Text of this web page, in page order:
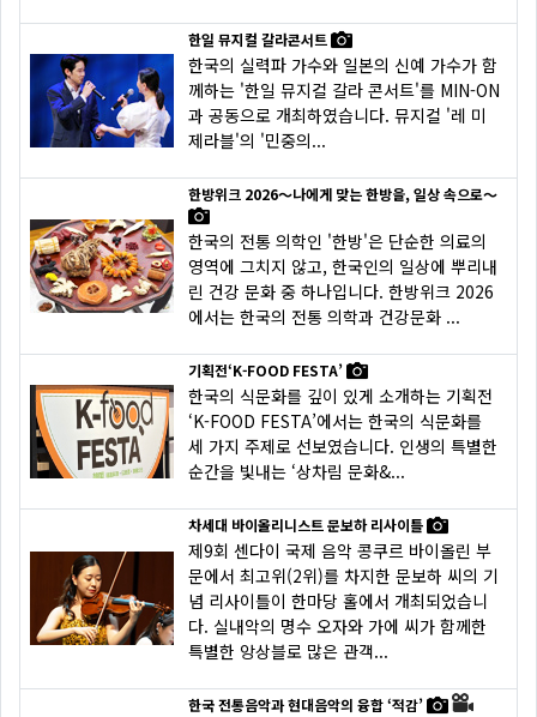
한일 뮤지컬 갈라콘서트
한국의 실력파 가수와 일본의 신예 가수가 함
께하는 '한일 뮤지컬 갈라 콘서트'를 MIN-ON
과 공동으로 개최하였습니다. 뮤지컬 '레 미
제라블'의 '민중의...
한방위크 2026～나에게 맞는 한방을, 일상 속으로～
한국의 전통 의학인 '한방'은 단순한 의료의
영역에 그치지 않고, 한국인의 일상에 뿌리내
린 건강 문화 중 하나입니다. 한방위크 2026
에서는 한국의 전통 의학과 건강문화 ...
기획전‘K-FOOD FESTA’
한국의 식문화를 깊이 있게 소개하는 기획전
‘K-FOOD FESTA’에서는 한국의 식문화를
세 가지 주제로 선보였습니다. 인생의 특별한
순간을 빛내는 ‘상차림 문화&...
차세대 바이올리니스트 문보하 리사이틀
제9회 센다이 국제 음악 콩쿠르 바이올린 부
문에서 최고위(2위)를 차지한 문보하 씨의 기
념 리사이틀이 한마당 홀에서 개최되었습니
다. 실내악의 명수 오자와 가에 씨가 함께한
특별한 앙상블로 많은 관객...
한국 전통음악과 현대음악의 융합 ‘적감’